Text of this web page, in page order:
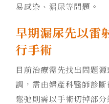
易感染、漏尿等問題。
早期漏尿先以
行手術
目前治療需先找出問題
調，需由婦產科醫師診
鬆弛則需以手術切掉部